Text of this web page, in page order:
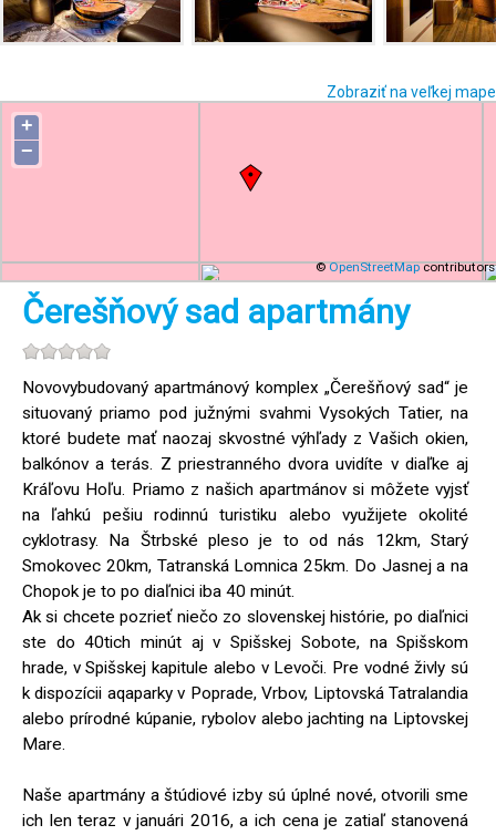
Zobraziť na veľkej mape
+
−
©OpenStreetMapcontributors
Čerešňový sad apartmány
Novovybudovaný apartmánový komplex „Čerešňový sad“ je
situovaný priamo pod južnými svahmi Vysokých Tatier, na
ktoré budete mať naozaj skvostné výhľady z Vašich okien,
balkónov a terás. Z priestranného dvora uvidíte v diaľke aj
Kráľovu Hoľu. Priamo z našich apartmánov si môžete vyjsť
na ľahkú pešiu rodinnú turistiku alebo využijete okolité
cyklotrasy. Na Štrbské pleso je to od nás 12km, Starý
Smokovec 20km, Tatranská Lomnica 25km. Do Jasnej a na
Chopok je to po diaľnici iba 40 minút.
Ak si chcete pozrieť niečo zo slovenskej histórie, po diaľnici
ste do 40tich minút aj v Spišskej Sobote, na Spišskom
hrade, v Spišskej kapitule alebo v Levoči. Pre vodné živly sú
k dispozícii aqaparky v Poprade, Vrbov, Liptovská Tatralandia
alebo prírodné kúpanie, rybolov alebo jachting na Liptovskej
Mare.
Naše apartmány a štúdiové izby sú úplné nové, otvorili sme
ich len teraz v januári 2016, a ich cena je zatiaľ stanovená